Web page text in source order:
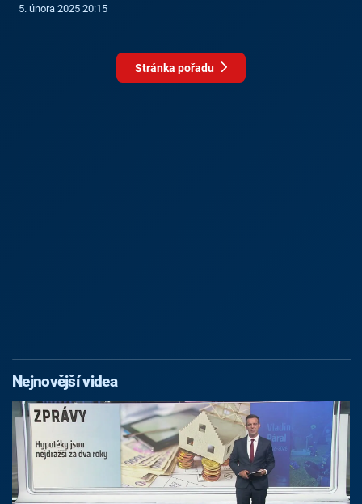
5. února 2025 20:15
Stránka pořadu
Nejnovější videa